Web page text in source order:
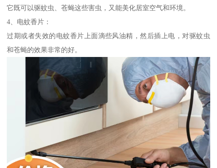
它既可以驱蚊虫、苍蝇这些害虫，又能美化居室空气和环境。
4、电蚊香片：
过期或者失效的电蚊香片上面滴些风油精，然后插上电，对驱蚊虫
和苍蝇的效果非常的好。